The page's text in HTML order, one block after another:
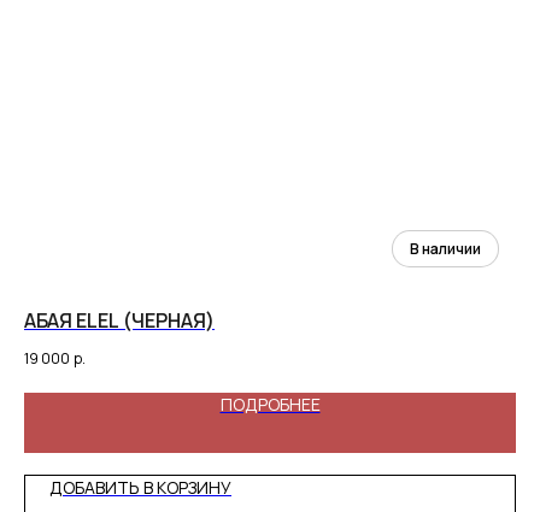
АБАЯ ELEL (ЧЕРНАЯ)
19 000 р.
ПОДРОБНЕЕ
ДОБАВИТЬ В КОРЗИНУ